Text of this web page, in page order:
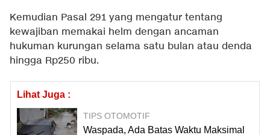
Kemudian Pasal 291 yang mengatur tentang
kewajiban memakai helm dengan ancaman
hukuman kurungan selama satu bulan atau denda
hingga Rp250 ribu.
Lihat Juga :
TIPS OTOMOTIF
Waspada, Ada Batas Waktu Maksimal